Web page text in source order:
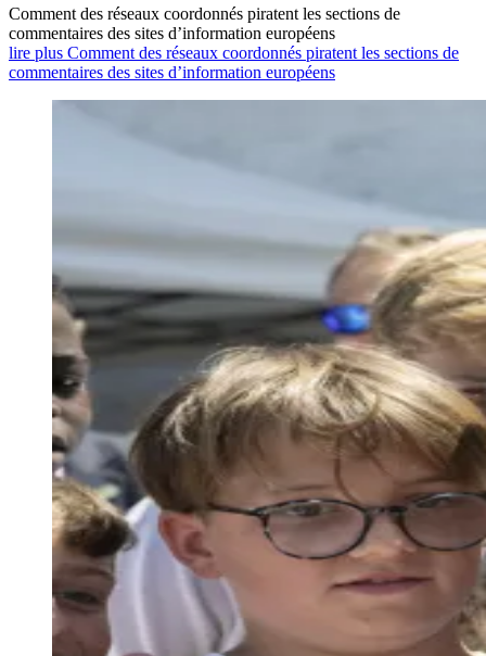
Comment des réseaux coordonnés piratent les sections de
commentaires des sites d’information européens
lire plus Comment des réseaux coordonnés piratent les sections de
commentaires des sites d’information européens